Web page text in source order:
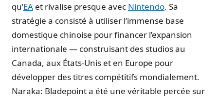
qu’EA et rivalise presque avec Nintendo. Sa
stratégie a consisté à utiliser l’immense base
domestique chinoise pour financer l’expansion
internationale — construisant des studios au
Canada, aux États-Unis et en Europe pour
développer des titres compétitifs mondialement.
Naraka: Bladepoint a été une véritable percée sur